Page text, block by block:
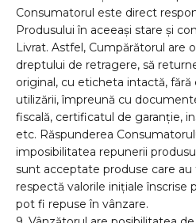
Consumatorul este direct
Produsului în aceeași stare și
Livrat. Astfel, Cumpărătorul are
dreptului de retragere, să
original, cu eticheta intactă,
utilizării, împreună cu
fiscală, certificatul de garanție,
etc. Răspunderea
imposibilitatea repunerii
sunt acceptate produse care
respectă valorile inițiale înscrise
pot fi repuse în vânzare.